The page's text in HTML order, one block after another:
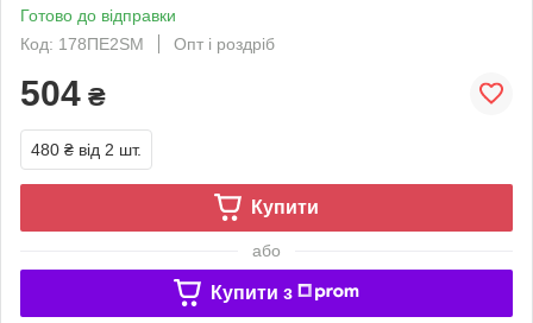
Готово до відправки
Код: 178ПЕ2SM
Опт і роздріб
504 ₴
480 ₴ від 2 шт.
Купити
або
Купити з